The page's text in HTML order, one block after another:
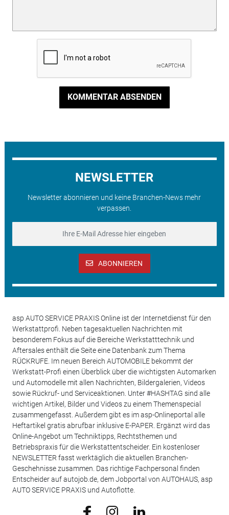
KOMMENTAR ABSENDEN
NEWSLETTER
Newsletter abonnieren und keine Branchen-News mehr
verpassen.
ABONNIEREN
asp AUTO SERVICE PRAXIS Online ist der Internetdienst für den
Werkstattprofi. Neben tagesaktuellen Nachrichten mit
besonderem Fokus auf die Bereiche Werkstatttechnik und
Aftersales enthält die Seite eine Datenbank zum Thema
RÜCKRUFE. Im neuen Bereich AUTOMOBILE bekommt der
Werkstatt-Profi einen Überblick über die wichtigsten Automarken
und Automodelle mit allen Nachrichten, Bildergalerien, Videos
sowie Rückruf- und Serviceaktionen. Unter #HASHTAG sind alle
wichtigen Artikel, Bilder und Videos zu einem Themenspecial
zusammengefasst. Außerdem gibt es im asp-Onlineportal alle
Heftartikel gratis abrufbar inklusive E-PAPER. Ergänzt wird das
Online-Angebot um Techniktipps, Rechtsthemen und
Betriebspraxis für die Werkstattentscheider. Ein kostenloser
NEWSLETTER fasst werktäglich die aktuellen Branchen-
Geschehnisse zusammen. Das richtige Fachpersonal finden
Entscheider auf autojob.de, dem Jobportal von AUTOHAUS, asp
AUTO SERVICE PRAXIS und Autoflotte.